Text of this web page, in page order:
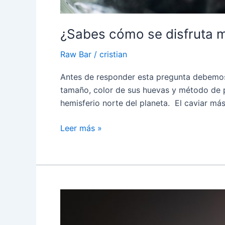
¿Sabes cómo se disfruta
Raw Bar / cristian
Antes de responder esta pregunta
tamaño, color de sus huevas y método
hemisferio norte del planeta. El caviar
Leer más »